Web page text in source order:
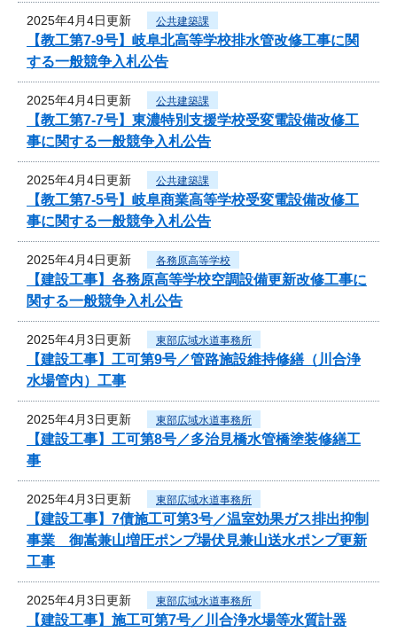
2025年4月4日更新 公共建築課
【教工第7-9号】岐阜北高等学校排水管改修工事に関
する一般競争入札公告
2025年4月4日更新 公共建築課
【教工第7-7号】東濃特別支援学校受変電設備改修工
事に関する一般競争入札公告
2025年4月4日更新 公共建築課
【教工第7-5号】岐阜商業高等学校受変電設備改修工
事に関する一般競争入札公告
2025年4月4日更新 各務原高等学校
【建設工事】各務原高等学校空調設備更新改修工事に
関する一般競争入札公告
2025年4月3日更新 東部広域水道事務所
【建設工事】工可第9号／管路施設維持修繕（川合浄
水場管内）工事
2025年4月3日更新 東部広域水道事務所
【建設工事】工可第8号／多治見橋水管橋塗装修繕工
事
2025年4月3日更新 東部広域水道事務所
【建設工事】7債施工可第3号／温室効果ガス排出抑制
事業 御嵩兼山増圧ポンプ場伏見兼山送水ポンプ更新
工事
2025年4月3日更新 東部広域水道事務所
【建設工事】施工可第7号／川合浄水場等水質計器